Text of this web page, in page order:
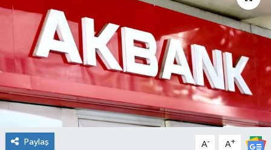
Paylaş A- A+
EĞİTİM
EKONOMİ
Gömeç
Gönen